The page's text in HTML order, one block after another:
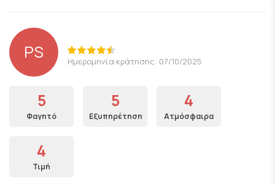
PS Ημερομηνία κράτησης: 07/10/2025
5
Φαγητό
5
Εξυπηρέτηση
4
Ατμόσφαιρα
4
Τιμή